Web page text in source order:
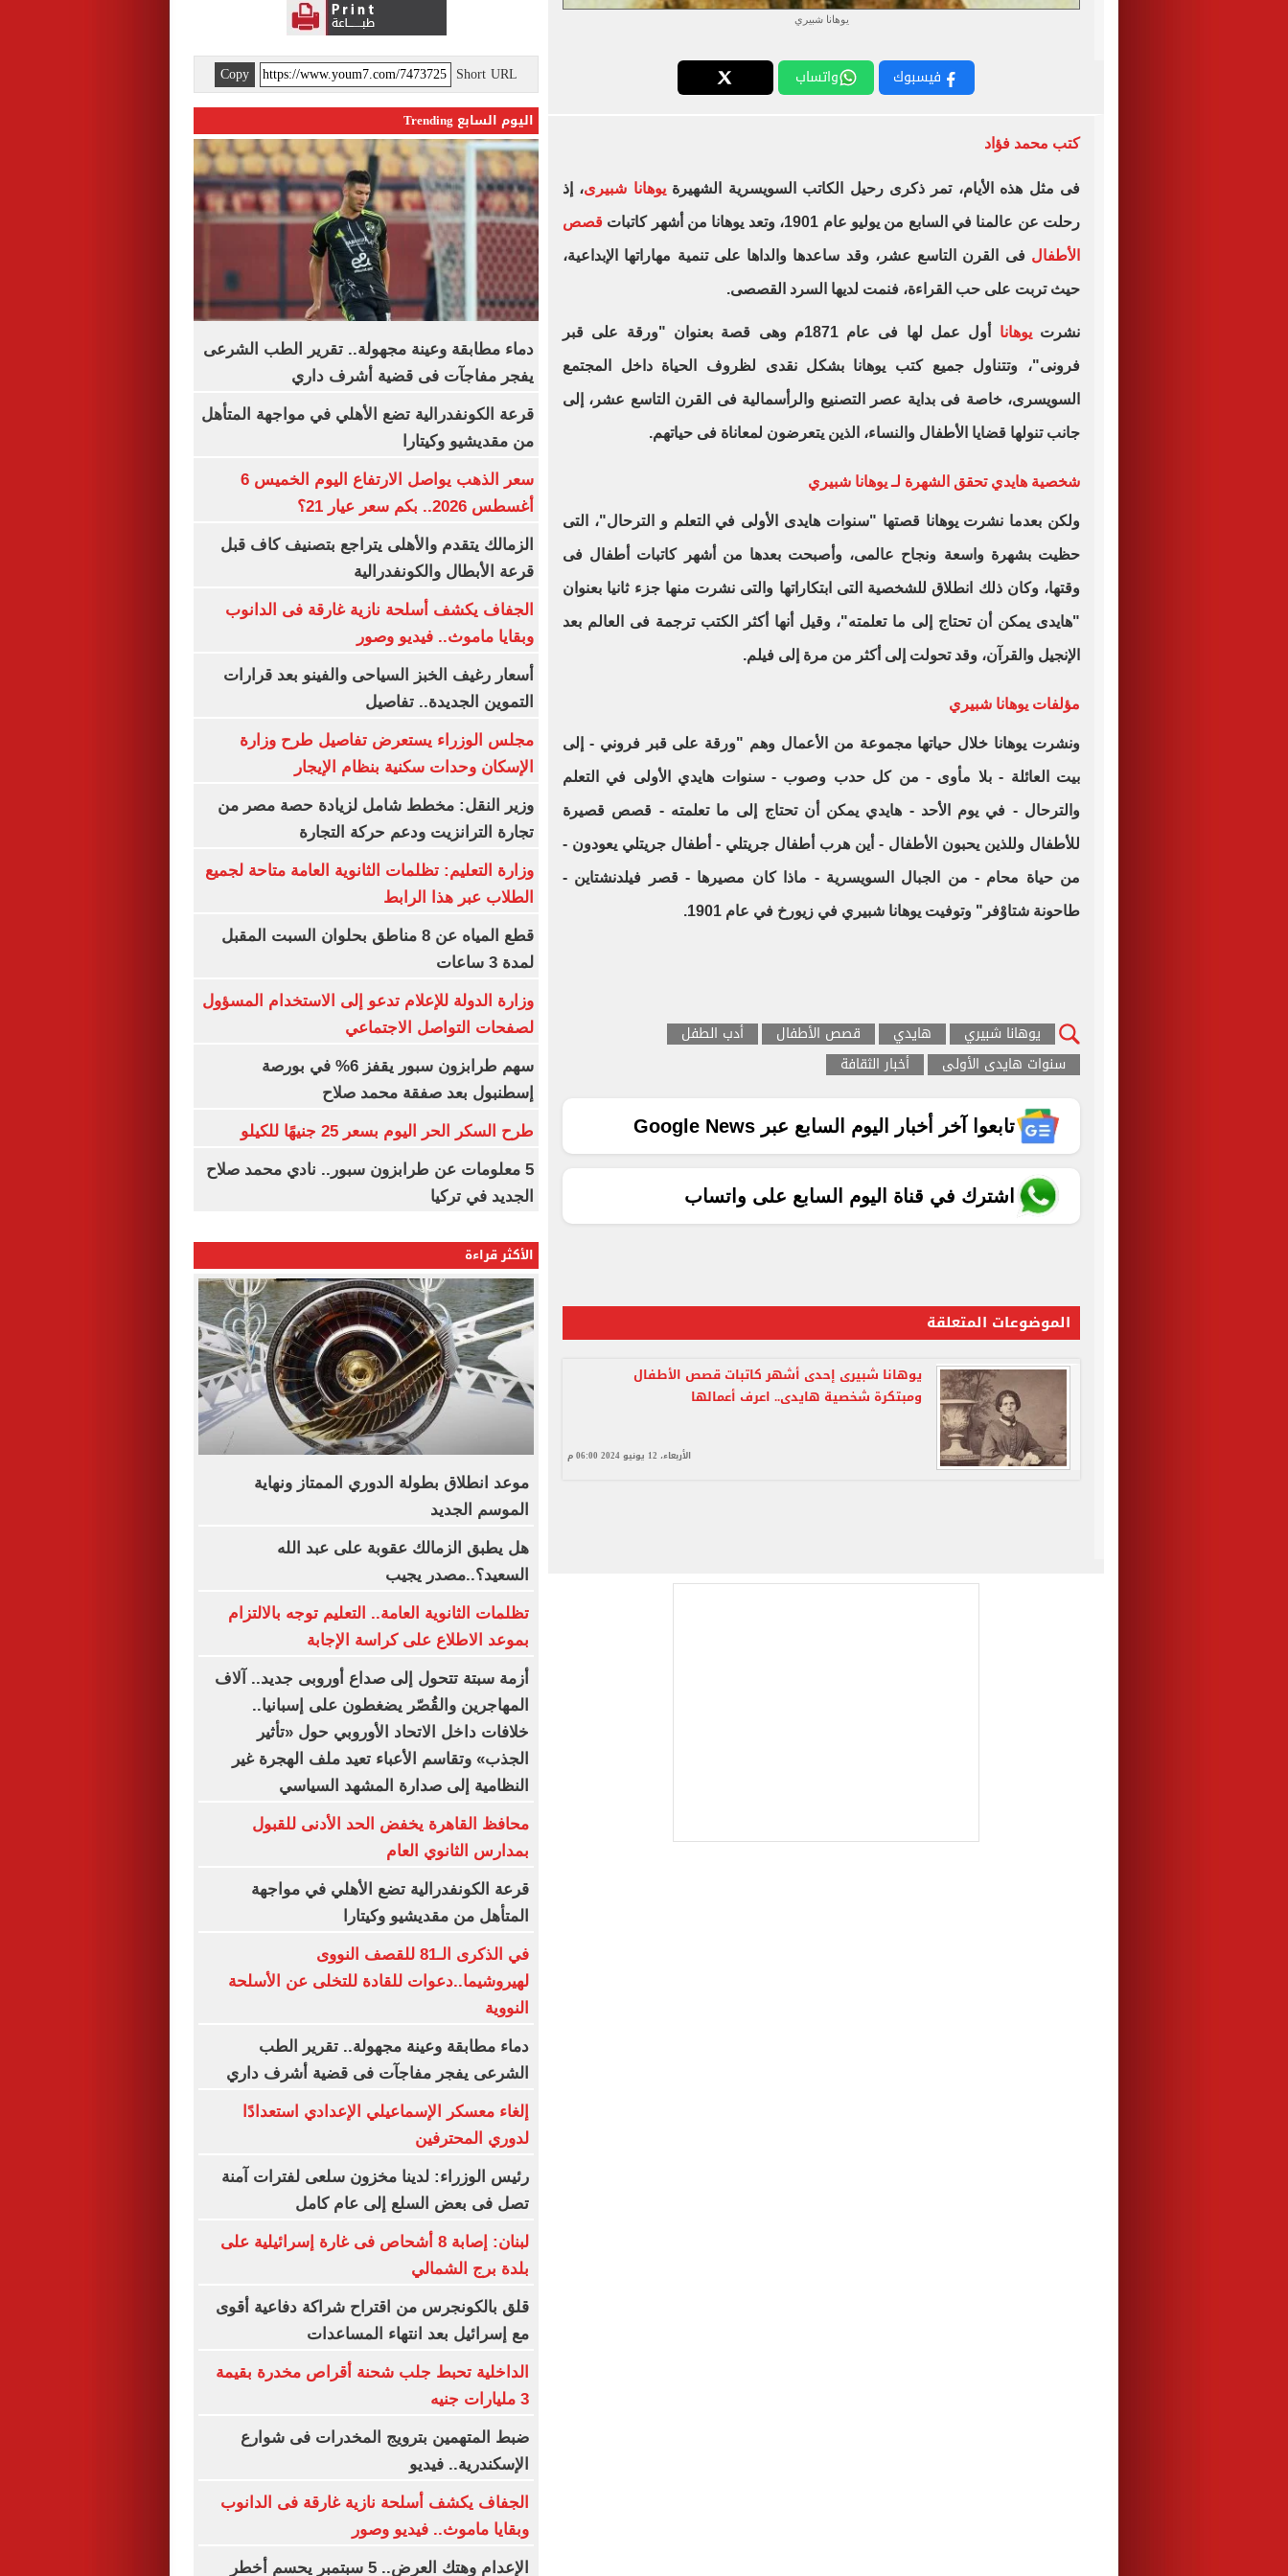
يوهانا شبيري
فيسبوك واتساب
كتب محمد فؤاد
فى مثل هذه الأيام، تمر ذكرى رحيل الكاتب السويسرية الشهيرةيوهانا شبيرى، إذ
رحلت عن عالمنا في السابع من يوليو عام 1901، وتعد يوهانا من أشهر كاتبات قصص
الأطفال فى القرن التاسع عشر، وقد ساعدها والداها على تنمية مهاراتها الإبداعية،
حيث تربت على حب القراءة، فنمت لديها السرد القصصى.
نشرتيوهانا أول عمل لها فى عام 1871م وهى قصة بعنوان "ورقة على قبر
فرونى"، وتتناول جميع كتب يوهانا بشكل نقدى لظروف الحياة داخل المجتمع
السويسرى، خاصة فى بداية عصر التصنيع والرأسمالية فى القرن التاسع عشر، إلى
جانب تنولها قضايا الأطفال والنساء، الذين يتعرضون لمعاناة فى حياتهم.
شخصية هايدي تحقق الشهرة لـ يوهانا شبيري
ولكن بعدما نشرت يوهانا قصتها "سنوات هايدى الأولى في التعلم و الترحال"، التى
حظيت بشهرة واسعة ونجاح عالمى، وأصبحت بعدها من أشهر كاتبات أطفال فى
وقتها، وكان ذلك انطلاق للشخصية التى ابتكاراتها والتى نشرت منها جزء ثانيا بعنوان
"هايدى يمكن أن تحتاج إلى ما تعلمته"، وقيل أنها أكثر الكتب ترجمة فى العالم بعد
الإنجيل والقرآن، وقد تحولت إلى أكثر من مرة إلى فيلم.
مؤلفات يوهانا شبيري
ونشرت يوهانا خلال حياتها مجموعة من الأعمال وهم "ورقة على قبر فروني - إلى
بيت العائلة - بلا مأوى - من كل حدب وصوب - سنوات هايدي الأولى في التعلم
والترحال - في يوم الأحد - هايدي يمكن أن تحتاج إلى ما تعلمته - قصص قصيرة
للأطفال وللذين يحبون الأطفال - أين هرب أطفال جريتلي - أطفال جريتلي يعودون -
من حياة محام - من الجبال السويسرية - ماذا كان مصيرها - قصر فيلدنشتاين -
طاحونة شتاوْفر" وتوفيت يوهانا شبيري في زيورخ في عام 1901.
يوهانا شبيري هايدي قصص الأطفال
أدب الطفل
سنوات هايدى الأولى
أخبار الثقافة
تابعوا آخر أخبار اليوم السابع عبر Google News
اشترك في قناة اليوم السابع على واتساب
الموضوعات المتعلقة
يوهانا شبيرى إحدى أشهر كاتبات قصص الأطفال
ومبتكرة شخصية هايدى.. اعرف أعمالها
الأربعاء، 12 يونيو 2024 06:00 م
Short URL
Copy
اليوم السابع Trending
دماء مطابقة وعينة مجهولة.. تقرير الطب الشرعى
يفجر مفاجآت فى قضية أشرف داري
قرعة الكونفدرالية تضع الأهلي في مواجهة المتأهل
من مقديشيو وكيتارا
سعر الذهب يواصل الارتفاع اليوم الخميس 6
أغسطس 2026.. بكم سعر عيار 21؟
الزمالك يتقدم والأهلى يتراجع بتصنيف كاف قبل
قرعة الأبطال والكونفدرالية
الجفاف يكشف أسلحة نازية غارقة فى الدانوب
وبقايا ماموث.. فيديو وصور
أسعار رغيف الخبز السياحى والفينو بعد قرارات
التموين الجديدة.. تفاصيل
مجلس الوزراء يستعرض تفاصيل طرح وزارة
الإسكان وحدات سكنية بنظام الإيجار
وزير النقل: مخطط شامل لزيادة حصة مصر من
تجارة الترانزيت ودعم حركة التجارة
وزارة التعليم: تظلمات الثانوية العامة متاحة لجميع
الطلاب عبر هذا الرابط
قطع المياه عن 8 مناطق بحلوان السبت المقبل
لمدة 3 ساعات
وزارة الدولة للإعلام تدعو إلى الاستخدام المسؤول
لصفحات التواصل الاجتماعي
سهم طرابزون سبور يقفز 6% في بورصة
إسطنبول بعد صفقة محمد صلاح
طرح السكر الحر اليوم بسعر 25 جنيهًا للكيلو
5 معلومات عن طرابزون سبور.. نادي محمد صلاح
الجديد في تركيا
الأكثر قراءة
موعد انطلاق بطولة الدوري الممتاز ونهاية
الموسم الجديد
هل يطبق الزمالك عقوبة على عبد الله
السعيد؟..مصدر يجيب
تظلمات الثانوية العامة.. التعليم توجه بالالتزام
بموعد الاطلاع على كراسة الإجابة
أزمة سبتة تتحول إلى صداع أوروبى جديد.. آلاف
المهاجرين والقُصّر يضغطون على إسبانيا..
خلافات داخل الاتحاد الأوروبي حول «تأثير
الجذب» وتقاسم الأعباء تعيد ملف الهجرة غير
النظامية إلى صدارة المشهد السياسي
محافظ القاهرة يخفض الحد الأدنى للقبول
بمدارس الثانوي العام
قرعة الكونفدرالية تضع الأهلي في مواجهة
المتأهل من مقديشيو وكيتارا
في الذكرى الـ81 للقصف النووى
لهيروشيما..دعوات للقادة للتخلى عن الأسلحة
النووية
دماء مطابقة وعينة مجهولة.. تقرير الطب
الشرعى يفجر مفاجآت فى قضية أشرف داري
إلغاء معسكر الإسماعيلي الإعدادي استعدادًا
لدوري المحترفين
رئيس الوزراء: لدينا مخزون سلعى لفترات آمنة
تصل فى بعض السلع إلى عام كامل
لبنان: إصابة 8 أشحاص فى غارة إسرائيلية على
بلدة برج الشمالي
قلق بالكونجرس من اقتراح شراكة دفاعية أقوى
مع إسرائيل بعد انتهاء المساعدات
الداخلية تحبط جلب شحنة أقراص مخدرة بقيمة
3 مليارات جنيه
ضبط المتهمين بترويج المخدرات فى شوارع
الإسكندرية.. فيديو
الجفاف يكشف أسلحة نازية غارقة فى الدانوب
وبقايا ماموث.. فيديو وصور
الإعدام وهتك العرض.. 5 سبتمبر يحسم أخطر